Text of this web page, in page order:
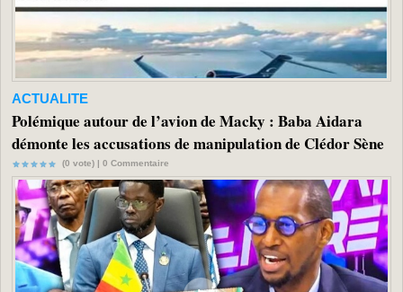
ACTUALITE
Polémique autour de l’avion de Macky : Baba Aidara
démonte les accusations de manipulation de Clédor Sène
(0 vote) | 0 Commentaire